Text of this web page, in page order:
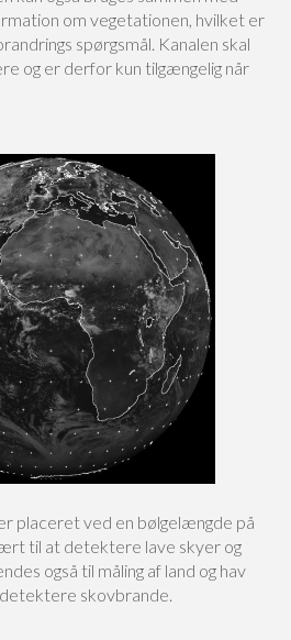
om vegetationen, hvilket er
spørgsmål. Kanalen skal
og er derfor kun tilgængelig når
placeret ved en bølgelængde på
til at detektere lave skyer og
også til måling af land og hav
skovbrande.